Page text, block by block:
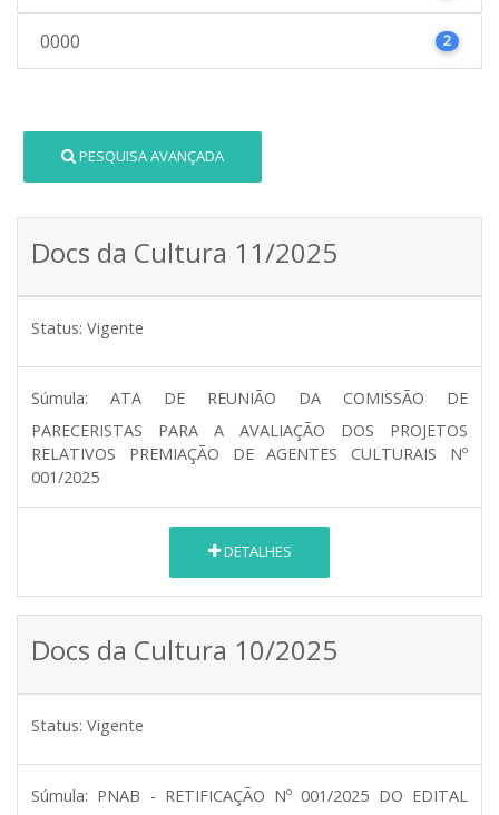
0000 2
PESQUISA AVANÇADA
Docs da Cultura 11/2025
Status: Vigente
Súmula:
ATA DE REUNIÃO DA COMISSÃO DE
PARECERISTAS PARA A AVALIAÇÃO DOS PROJETOS
RELATIVOS PREMIAÇÃO DE AGENTES CULTURAIS Nº
001/2025
DETALHES
Docs da Cultura 10/2025
Status: Vigente
Súmula: PNAB - RETIFICAÇÃO Nº 001/2025 DO EDITAL